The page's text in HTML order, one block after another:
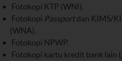
Fotokopi KTP (WNI).
Fotokopi Passportdan KIMS/
(WNA).
Fotokopi NPWP.
Fotokopi kartu kredit bank lain